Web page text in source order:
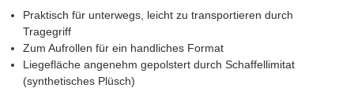
Praktisch für unterwegs, leicht zu transportieren durch
Tragegriff
Zum Aufrollen für ein handliches Format
Liegefläche angenehm gepolstert durch Schaffellimitat
(synthetisches Plüsch)